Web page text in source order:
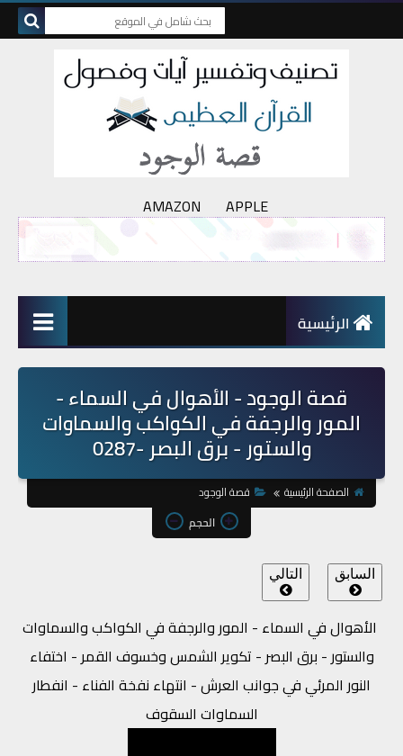
AMAZON APPLE
الرئيسية
قصة الوجود - الأهوال في السماء -
المور والرجفة في الكواكب والسماوات
والستور - برق البصر -0287
الصفحة الرئيسية
قصة الوجود
الحجم
السابق التالي
الأهوال في السماء - المور والرجفة في الكواكب والسماوات
والستور - برق البصر - تكوير الشمس وخسوف القمر - اختفاء
النور المرئي في جوانب العرش - انتهاء نفخة الفناء - انفطار
السماوات السقوف